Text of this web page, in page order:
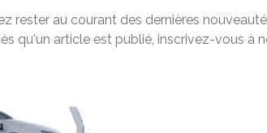
rester au courant des dernières
qu'un article est publié, inscrivez-vous à